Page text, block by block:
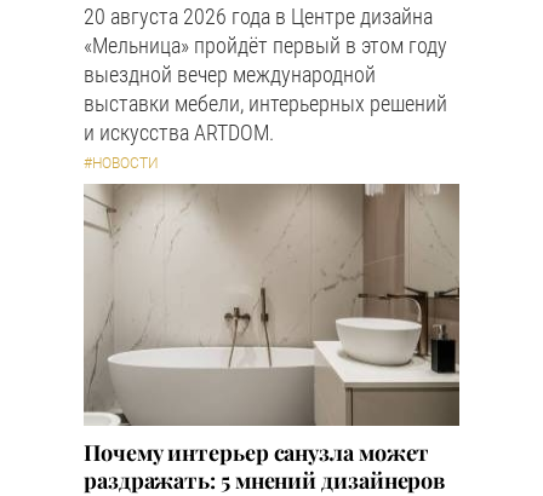
20 августа 2026 года в Центре дизайна
«Мельница» пройдёт первый в этом году
выездной вечер международной
выставки мебели, интерьерных решений
и искусства ARTDOM.
#НОВОСТИ
Почему интерьер санузла может
раздражать: 5 мнений дизайнеров